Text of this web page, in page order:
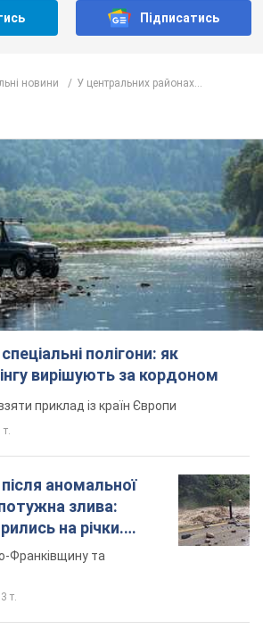
Підписатись
новини У центральних районах...
полігони: як
вирішують за кордоном
приклад із країн Європи
т.
аномальної
злива:
на річки.
Франківщину та
т.